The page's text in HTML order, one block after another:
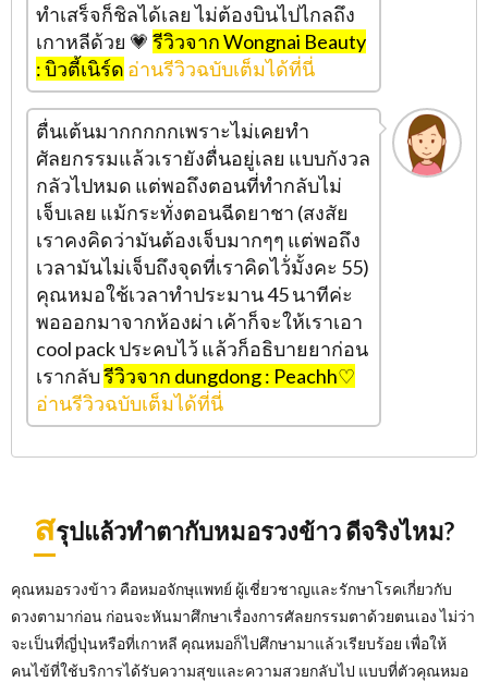
ทำเสร็จก็ชิลได้เลย ไม่ต้องบินไปไกลถึง
เกาหลีด้วย 💗 รีวิวจาก Wongnai Beauty
: บิวตี้เนิร์ด อ่านรีวิวฉบับเต็มได้ที่นี่
ตื่นเต้นมากกกกกเพราะไม่เคยทำ
ศัลยกรรมแล้วเรายังตื่นอยู่เลย แบบกังวล
กลัวไปหมด แต่พอถึงตอนที่ทำกลับไม่
เจ็บเลย แม้กระทั่งตอนฉีดยาชา (สงสัย
เราคงคิดว่ามันต้องเจ็บมากๆๆ แต่พอถึง
เวลามันไม่เจ็บถึงจุดที่เราคิดไว้่มั้งคะ 55)
คุณหมอใช้เวลาทำประมาน 45 นาทีค่ะ
พอออกมาจากห้องผ่า เค้าก็จะให้เราเอา
cool pack ประคบไว้ แล้วก็อธิบายยาก่อน
เรากลับรีวิวจาก dungdong : Peachh♡
อ่านรีวิวฉบับเต็มได้ที่นี่
สรุปแล้วทำตากับหมอรวงข้าว ดีจริงไหม?
คุณหมอรวงข้าว คือหมอจักษุแพทย์ ผู้เชี่ยวชาญและรักษาโรคเกี่ยวกับ
ดวงตามาก่อน ก่อนจะหันมาศึกษาเรื่องการศัลยกรรมตาด้วยตนเอง ไม่ว่า
จะเป็นที่ญี่ปุ่นหรือที่เกาหลี คุณหมอก็ไปศึกษามาแล้วเรียบร้อย เพื่อให้
คนไข้ที่ใช้บริการได้รับความสุขและความสวยกลับไป แบบที่ตัวคุณหมอ